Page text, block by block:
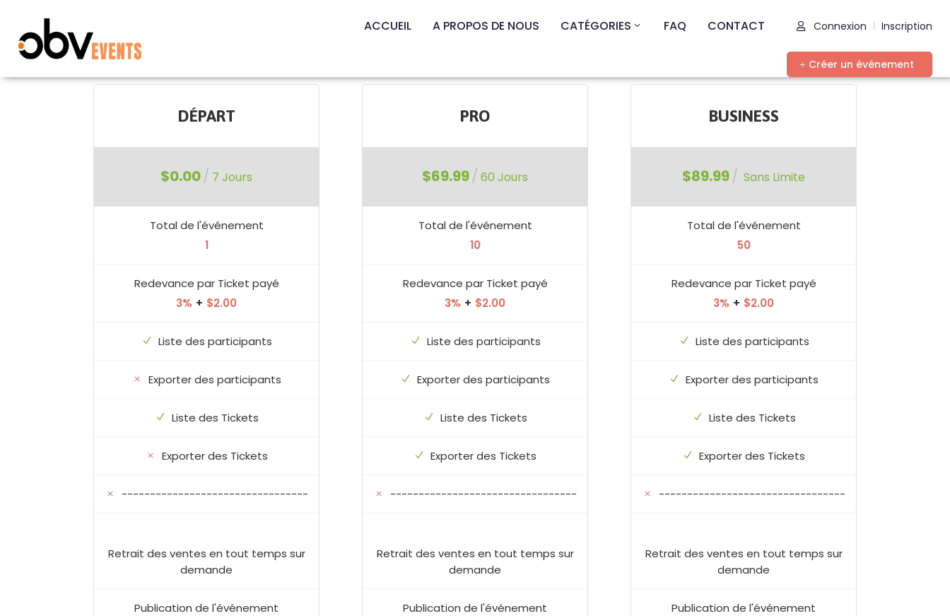
ACCUEIL A PROPOS DE NOUS CATÉGORIES FAQ CONTACT Connexion Inscription
Créer un événement
DÉPART
$0.00/ 7 Jours
Total de l'événement
1
Redevance par Ticket payé
3% + $2.00
Liste des participants
Exporter des participants
Liste des Tickets
Exporter des Tickets
---------------------------------
Retrait des ventes en tout temps sur
demande
Publication de l'événement
PRO
$69.99/ 60 Jours
Total de l'événement
10
Redevance par Ticket payé
3% + $2.00
Liste des participants
Exporter des participants
Liste des Tickets
Exporter des Tickets
---------------------------------
Retrait des ventes en tout temps sur
demande
Publication de l'événement
BUSINESS
$89.99/ Sans Limite
Total de l'événement
50
Redevance par Ticket payé
3% + $2.00
Liste des participants
Exporter des participants
Liste des Tickets
Exporter des Tickets
---------------------------------
Retrait des ventes en tout temps sur
demande
Publication de l'événement